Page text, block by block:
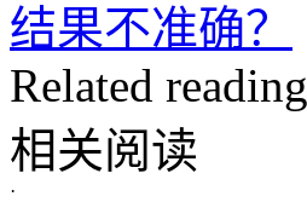
结果不准确？
Related reading
相关阅读
·